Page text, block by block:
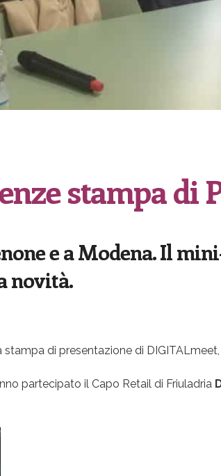
stampa di
e a Modena. Il
novità.
stampa di presentazione di
partecipato il Capo Retail di Friuladria